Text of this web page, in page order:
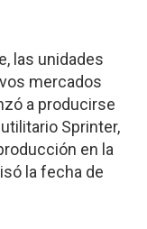
las unidades
mercados
a producirse
Sprinter,
en la
la fecha de